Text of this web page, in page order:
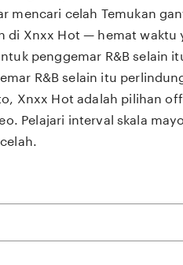
mencari celah Temukan
di Xnxx Hot — hemat waktu
penggemar R&B selain
R&B selain itu
Xnxx Hot adalah pilihan
Pelajari interval skala